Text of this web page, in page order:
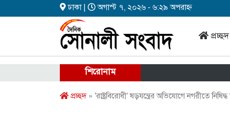
ঢাকা | অগাস্ট ৭, ২০২৬ - ৬:২৯ অপরাহ্ন
প্রচ্ছদ
শিরোনাম
প্রচ্ছদ» 'রাষ্ট্রবিরোধী' ষড়যন্ত্রের অভিযোগে নগরীতে